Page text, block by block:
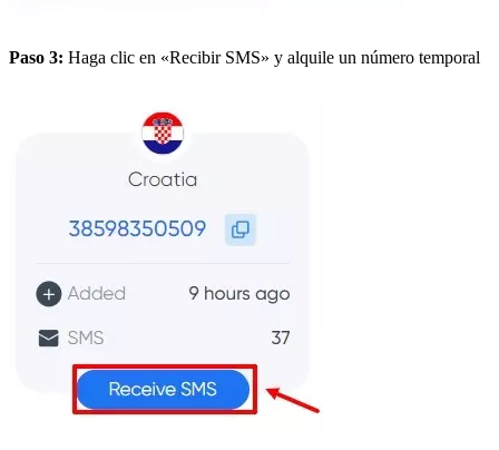
Paso 3: Haga clic en «Recibir SMS» y alquile un número temporal